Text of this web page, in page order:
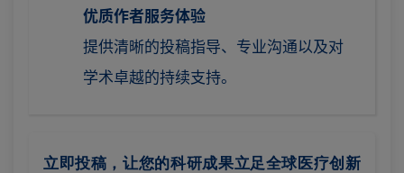
优质作者服务体验
提供清晰的投稿指导、专业沟通以及对
学术卓越的持续支持。
立即投稿，让您的科研成果立足全球医疗创新